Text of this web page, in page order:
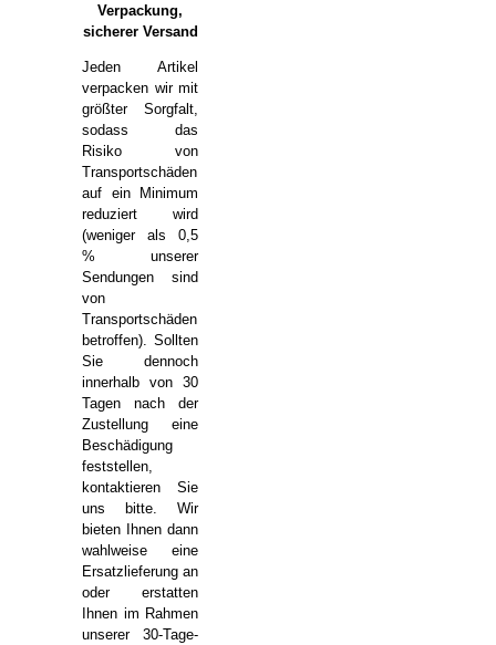
Verpackung,
sicherer Versand
Jeden Artikel
verpacken wir mit
größter Sorgfalt,
sodass das
Risiko von
Transportschäden
auf ein Minimum
reduziert wird
(weniger als 0,5
% unserer
Sendungen sind
von
Transportschäden
betroffen). Sollten
Sie dennoch
innerhalb von 30
Tagen nach der
Zustellung eine
Beschädigung
feststellen,
kontaktieren Sie
uns bitte. Wir
bieten Ihnen dann
wahlweise eine
Ersatzlieferung an
oder erstatten
Ihnen im Rahmen
unserer 30-Tage-